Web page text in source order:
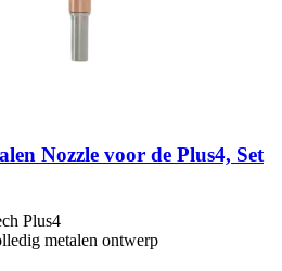
Nozzle voor de Plus4, Set
Plus4
metalen ontwerp